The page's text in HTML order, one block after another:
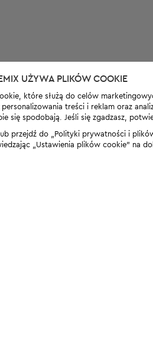
UŻYWA PLIKÓW COOKIE
które służą do celów
treści i reklam oraz
spodobają. Jeśli się zgadzasz,
przejdź do „Polityki prywatności i
„Ustawienia plików cookie” na